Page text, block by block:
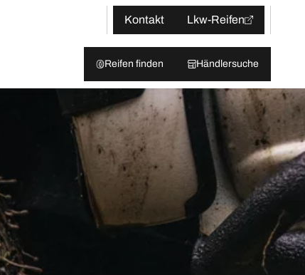
Kontakt
Lkw-Reifen
Reifen finden Händlersuche